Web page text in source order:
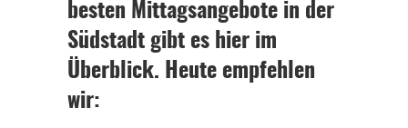
besten Mittagsangebote in der
Südstadt gibt es hier im
Überblick. Heute empfehlen
wir: